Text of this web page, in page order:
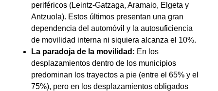
periféricos (Leintz-Gatzaga, Aramaio, Elgeta y
Antzuola). Estos últimos presentan una gran
dependencia del automóvil y la autosuficiencia
de movilidad interna ni siquiera alcanza el 10%.
La paradoja de la movilidad: En los
desplazamientos dentro de los municipios
predominan los trayectos a pie (entre el 65% y el
75%), pero en los desplazamientos obligados